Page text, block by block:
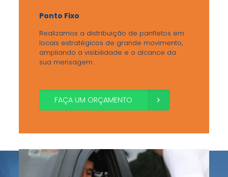
Ponto Fixo
Realizamos a distribuição de panfletos em
locais estratégicos de grande movimento,
ampliando a visibilidade e o alcance da
sua mensagem.
FAÇA UM ORÇAMENTO